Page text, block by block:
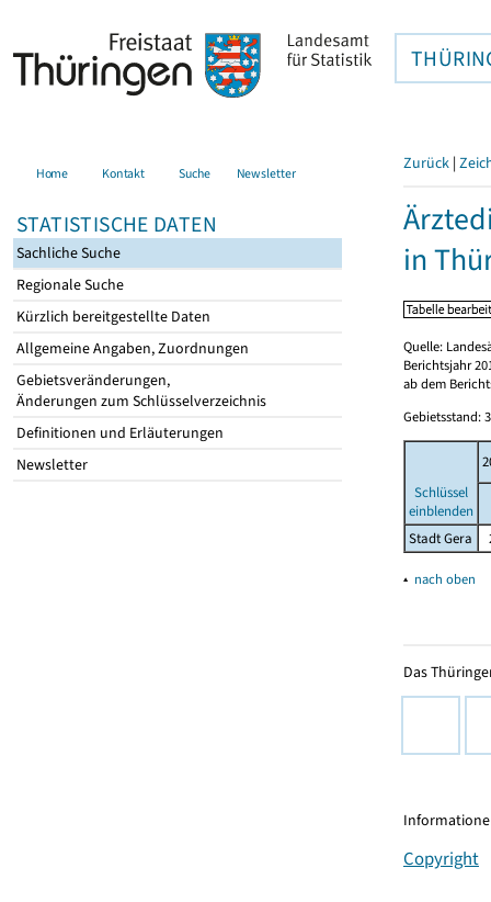
Home Kontakt Suche Newsletter
STATISTISCHE DATEN
Sachliche Suche
Regionale Suche
Kürzlich bereitgestellte Daten
Allgemeine Angaben, Zuordnungen
Gebietsveränderungen,
Änderungen zum Schlüsselverzeichnis
Definitionen und Erläuterungen
Newsletter
Zurück |
in
Quelle:
Berichtsjahr
ab dem
Gebietsstand:
Schlüssel
einblenden
Stadt Gera
▴ nach oben
Das
Copyright